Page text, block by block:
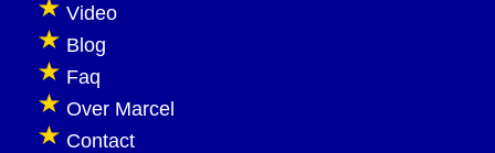
Video
Blog
Faq
Over Marcel
Contact